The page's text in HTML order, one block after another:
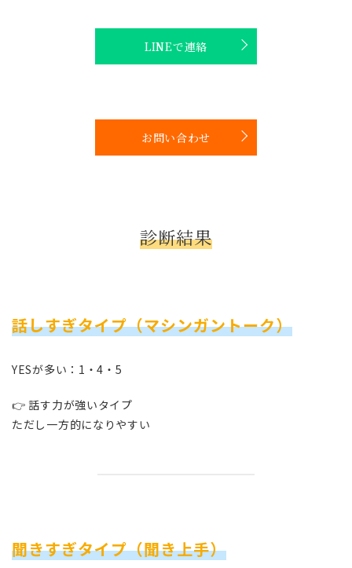
LINEで連絡
お問い合わせ
診断結果
話しすぎタイプ（マシンガントーク）
YESが多い：1・4・5
👉 話す力が強いタイプ
ただし一方的になりやすい
聞きすぎタイプ（聞き上手）